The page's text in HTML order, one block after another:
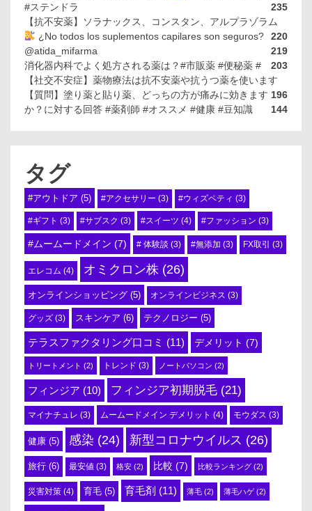
#ステンドラ
235
【抗不安薬】ソラナックス、コンスタン、アルプラゾラム
220
¿No todos los suplementos capilares son seguros?
@atida_mifarma
219
消化器内科でよく処方される薬は？#市販薬 #便秘薬 #
203
【社交不安症】薬物療法は抗不安薬や抗うつ薬を使います
196
【質問】塗り薬と貼り薬、どっちの方が痛みに効きます
か？に対する回答 #薬剤師 #オススメ #健康 #豆知識
144
タグ
#アウトドア (5) #アクセサリー (3) #ウィズペティ (3)
#ギフト (3) #サブスク (3) #スイーツ (4) #ファッション (3)
#ムームードメイン (7) # 体験談 (3) #無添加 (3) FX取引 (3)
エレコム (4) オミクロン株 (26)
オンラインショッピング (5) オンラインビジネス (3)
グッズ (3) スキンケア (6) テクノロジー (5)
テラスファクタリング口コミ (11) デメリット (7)
トリートメント (2) トレンド (3) ノートパソコン (2)
フィンジア (10) フィンジア初期脱毛 (21)
マイナチュレ (3) ムームードメイン デメリット (4) モウダス (3)
健康 (5) 感染 (24) 新型コロナウイルス (26)
旅行 (6) 最安値 (3) 格安 (2) 比較 (7) 比較ランキング (2)
災害対策 (4) 育毛 (5) 育毛剤 (11) 薄毛 (2) 薄毛ハゲ(2)